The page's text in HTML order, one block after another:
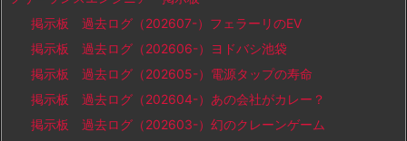
掲示板 過去ログ（202607-）フェラーリのEV
掲示板 過去ログ（202606-）ヨドバシ池袋
掲示板 過去ログ（202605-）電源タップの寿命
掲示板 過去ログ（202604-）あの会社がカレー？
掲示板 過去ログ（202603-）幻のクレーンゲーム